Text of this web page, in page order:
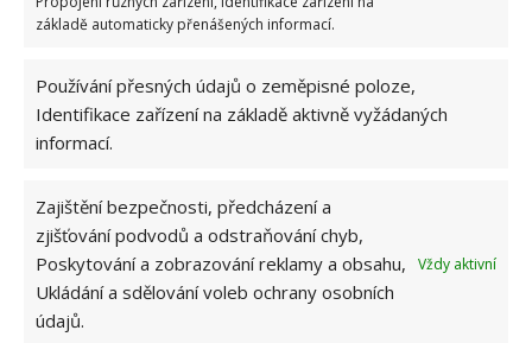
základě automaticky přenášených informací.
Používání přesných údajů o zeměpisné poloze,
Identifikace zařízení na základě aktivně vyžádaných
informací.
Zajištění bezpečnosti, předcházení a
zjišťování podvodů a odstraňování chyb,
Poskytování a zobrazování reklamy a obsahu,
Ukládání a sdělování voleb ochrany osobních
údajů.
Vždy aktivní
Retro kvíz o řeči socialismu: Úkolem je vysvětlit
neslyšely
Retro kvíz o komunismu v Československu:
Úkolem je zodpovědět 10 otázek o tehdejším